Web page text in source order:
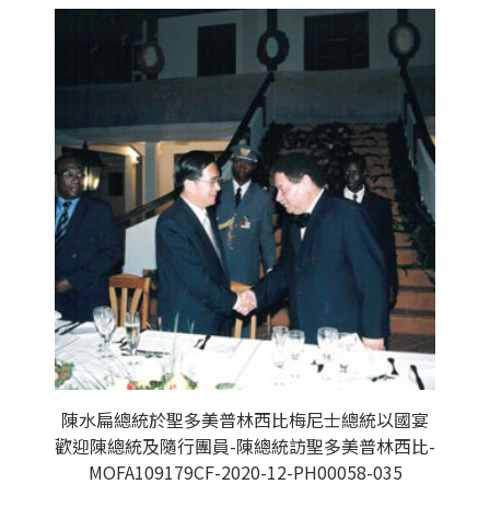
陳水扁總統於聖多美普林西比梅尼士總統以國宴
歡迎陳總統及隨行團員-陳總統訪聖多美普林西比-
MOFA109179CF-2020-12-PH00058-035